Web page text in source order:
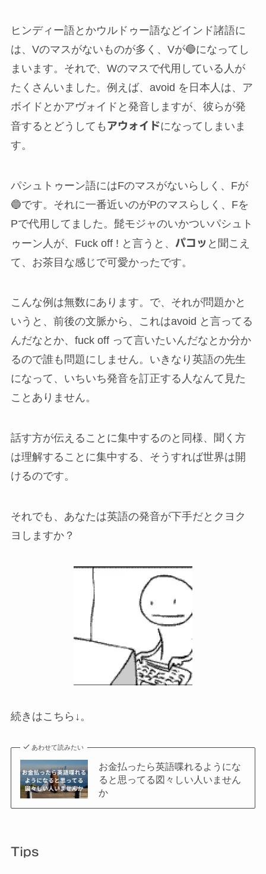
ヒンディー語とかウルドゥー語などインド諸語に
は、Vのマスがないものが多く、Vが🔵になってし
まいます。それで、Wのマスで代用している人が
たくさんいました。例えば、avoid を日本人は、ア
ボイドとかアヴォイドと発音しますが、彼らが発
音するとどうしても アウォイドになってしまいま
す。
パシュトゥーン語にはFのマスがないらしく、Fが
🔵です。それに一番近いのがPのマスらしく、Fを
Pで代用してました。髭モジャのいかついパシュト
ゥーン人が、Fuck off ! と言うと、
パコッ と聞こえ
て、お茶目な感じで可愛かったです。
こんな例は無数にあります。で、それが問題かと
いうと、前後の文脈から、これはavoid と言ってる
んだなとか、fuck off って言いたいんだなとか分か
るので誰も問題にしません。いきなり英語の先生
になって、いちいち発音を訂正する人なんて見た
ことありません。
話す方が伝えることに集中するのと同様、聞く方
は理解することに集中する、そうすれば世界は開
けるのです。
それでも、あなたは英語の発音が下手だとクヨク
ヨしますか？
続きはこちら↓。
あわせて読みたい
お金払ったら英語喋れるようにな
ると思ってる図々しい人いません
か
Tips